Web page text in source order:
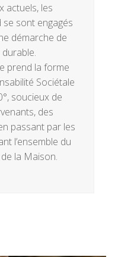
actuels, les
se sont engagés
démarche de
prend la forme
Sociétale
soucieux de
des
passant par les
l’ensemble du
la Maison.